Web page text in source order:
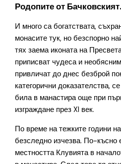
Родопите от Бачковският.
И много са богатствата,
монасите тук, но безспорно
тях заема иконата на
приписват чудеса и
привличат до днес безброй
категорични доказателства,
била в манастира още при
изграждане през XI век.
По време на тежките години
безследно изчезва. По-късно
местността Клувията в